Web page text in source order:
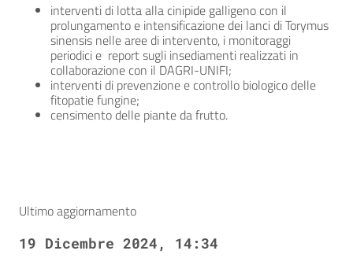
interventi di lotta alla cinipide galligeno con il
prolungamento e intensificazione dei lanci di Torymus
sinensis nelle aree di intervento, i monitoraggi
periodici e report sugli insediamenti realizzati in
collaborazione con il DAGRI-UNIFI;
interventi di prevenzione e controllo biologico delle
fitopatie fungine;
censimento delle piante da frutto.
Ultimo aggiornamento
19 Dicembre 2024, 14:34